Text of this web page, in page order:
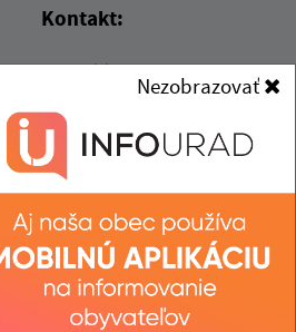
Nezobrazovať
Kontakt:
Obecný úrad Michalok
094 23 Merník
starosta@obecmichalok.sk
+421 57 44229 85
IČO: 00332577